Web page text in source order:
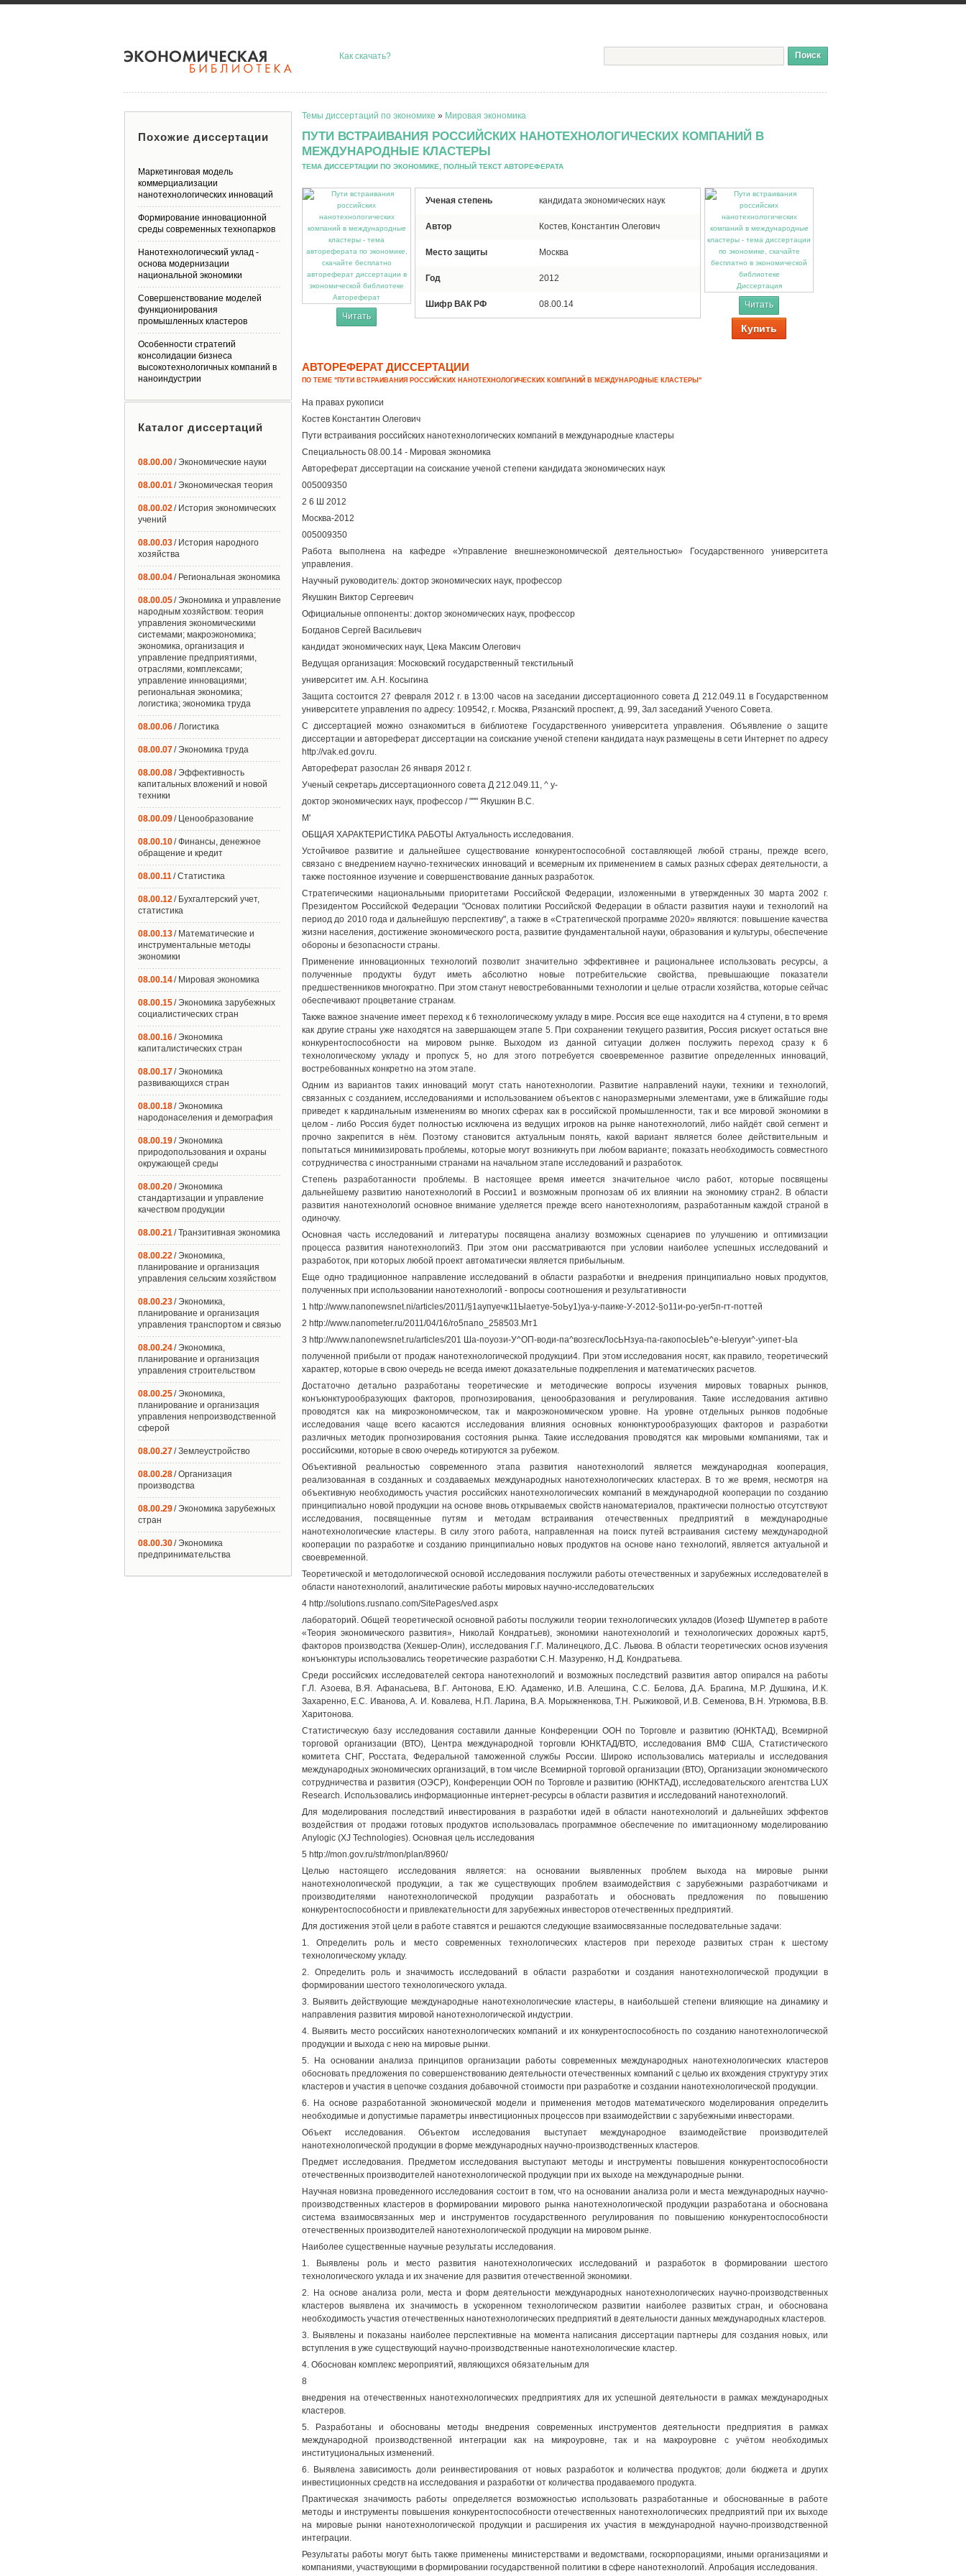
Как скачать?
Темы диссертаций по экономике » Мировая экономика
ПУТИ ВСТРАИВАНИЯ РОССИЙСКИХ НАНОТЕХНОЛОГИЧЕСКИХ КОМПАНИЙ В
МЕЖДУНАРОДНЫЕ КЛАСТЕРЫ
ТЕМА ДИССЕРТАЦИИ ПО ЭКОНОМИКЕ, ПОЛНЫЙ ТЕКСТ АВТОРЕФЕРАТА
Автореферат
Читать
Ученая степень кандидата экономических наук
Автор Костев, Константин Олегович
Место защиты Москва
Год 2012
Шифр ВАК РФ 08.00.14
Диссертация
Читать
Купить
АВТОРЕФЕРАТ ДИССЕРТАЦИИ
ПО ТЕМЕ "ПУТИ ВСТРАИВАНИЯ РОССИЙСКИХ НАНОТЕХНОЛОГИЧЕСКИХ КОМПАНИЙ В МЕЖДУНАРОДНЫЕ КЛАСТЕРЫ"
На правах рукописи
Костев Константин Олегович
Пути встраивания российских нанотехнологических компаний в международные кластеры
Специальность 08.00.14 - Мировая экономика
Автореферат диссертации на соискание ученой степени кандидата экономических наук
005009350
2 6 Ш 2012
Москва-2012
005009350
Работа выполнена на кафедре «Управление внешнеэкономической деятельностью» Государственного университета
управления.
Научный руководитель: доктор экономических наук, профессор
Якушкин Виктор Сергеевич
Официальные оппоненты: доктор экономических наук, профессор
Богданов Сергей Васильевич
кандидат экономических наук, Цека Максим Олегович
Ведущая организация: Московский государственный текстильный
университет им. А.Н. Косыгина
Защита состоится 27 февраля 2012 г. в 13:00 часов на заседании диссертационного совета Д 212.049.11 в Государственном
университете управления по адресу: 109542, г. Москва, Рязанский проспект, д. 99, Зал заседаний Ученого Совета.
С диссертацией можно ознакомиться в библиотеке Государственного университета управления. Объявление о защите
диссертации и автореферат диссертации на соискание ученой степени кандидата наук размещены в сети Интернет по адресу
http://vak.ed.gov.ru.
Автореферат разослан 26 января 2012 г.
Ученый секретарь диссертационного совета Д 212.049.11, ^ у-
доктор экономических наук, профессор / """ Якушкин B.C.
М'
ОБЩАЯ ХАРАКТЕРИСТИКА РАБОТЫ Актуальность исследования.
Устойчивое развитие и дальнейшее существование конкурентоспособной составляющей любой страны, прежде всего,
связано с внедрением научно-технических инноваций и всемерным их применением в самых разных сферах деятельности, а
также постоянное изучение и совершенствование данных разработок.
Стратегическими национальными приоритетами Российской Федерации, изложенными в утвержденных 30 марта 2002 г.
Президентом Российской Федерации "Основах политики Российской Федерации в области развития науки и технологий на
период до 2010 года и дальнейшую перспективу", а также в «Стратегической программе 2020» являются: повышение качества
жизни населения, достижение экономического роста, развитие фундаментальной науки, образования и культуры, обеспечение
обороны и безопасности страны.
Применение инновационных технологий позволит значительно эффективнее и рациональнее использовать ресурсы, а
полученные продукты будут иметь абсолютно новые потребительские свойства, превышающие показатели
предшественников многократно. При этом станут невостребованными технологии и целые отрасли хозяйства, которые сейчас
обеспечивают процветание странам.
Также важное значение имеет переход к 6 технологическому укладу в мире. Россия все еще находится на 4 ступени, в то время
как другие страны уже находятся на завершающем этапе 5. При сохранении текущего развития, Россия рискует остаться вне
конкурентоспособности на мировом рынке. Выходом из данной ситуации должен послужить переход сразу к 6
технологическому укладу и пропуск 5, но для этого потребуется своевременное развитие определенных инноваций,
востребованных конкретно на этом этапе.
Одним из вариантов таких инноваций могут стать нанотехнологии. Развитие направлений науки, техники и технологий,
связанных с созданием, исследованиями и использованием объектов с наноразмерными элементами, уже в ближайшие годы
приведет к кардинальным изменениям во многих сферах как в российской промышленности, так и все мировой экономики в
целом - либо Россия будет полностью исключена из ведущих игроков на рынке нанотехнологий, либо найдёт свой сегмент и
прочно закрепится в нём. Поэтому становится актуальным понять, какой вариант является более действительным и
попытаться минимизировать проблемы, которые могут возникнуть при любом варианте; показать необходимость совместного
сотрудничества с иностранными странами на начальном этапе исследований и разработок.
Степень разработанности проблемы. В настоящее время имеется значительное число работ, которые посвящены
дальнейшему развитию нанотехнологий в России1 и возможным прогнозам об их влиянии на экономику стран2. В области
развития нанотехнологий основное внимание уделяется прежде всего нанотехнологиям, разработанным каждой страной в
одиночку.
Основная часть исследований и литературы посвящена анализу возможных сценариев по улучшению и оптимизации
процесса развития нанотехнологий3. При этом они рассматриваются при условии наиболее успешных исследований и
разработок, при которых любой проект автоматически является прибыльным.
Еще одно традиционное направление исследований в области разработки и внедрения принципиально новых продуктов,
полученных при использовании нанотехнологий - вопросы соотношения и результативности
1 http://www.nanonewsnet.ni/articles/2011/§1аупуечк11Ыаетуе-5оЬу1)уа-у-паике-У-2012-§о11и-ро-уег5п-гт-поттей
2 http://www.nanometer.ru/2011/04/16/го5папо_258503.Мт1
3 http://www.nanonewsnet.ru/articles/201 Ша-поуози-У^ОП-води-па^возгескЛосЬНзуа-па-гакопосЫеЬ^е-Ыегууи^-уипет-Ыа
полученной прибыли от продаж нанотехнологической продукции4. При этом исследования носят, как правило, теоретический
характер, которые в свою очередь не всегда имеют доказательные подкрепления и математических расчетов.
Достаточно детально разработаны теоретические и методические вопросы изучения мировых товарных рынков,
конъюнктурообразующих факторов, прогнозирования, ценообразования и регулирования. Такие исследования активно
проводятся как на микроэкономическом, так и макроэкономическом уровне. На уровне отдельных рынков подобные
исследования чаще всего касаются исследования влияния основных конюнктурообразующих факторов и разработки
различных методик прогнозирования состояния рынка. Такие исследования проводятся как мировыми компаниями, так и
российскими, которые в свою очередь котируются за рубежом.
Объективной реальностью современного этапа развития нанотехнологий является международная кооперация,
реализованная в созданных и создаваемых международных нанотехнологических кластерах. В то же время, несмотря на
объективную необходимость участия российских нанотехнологических компаний в международной кооперации по созданию
принципиально новой продукции на основе вновь открываемых свойств наноматериалов, практически полностью отсутствуют
исследования, посвященные путям и методам встраивания отечественных предприятий в международные
нанотехнологические кластеры. В силу этого работа, направленная на поиск путей встраивания систему международной
кооперации по разработке и созданию принципиально новых продуктов на основе нано технологий, является актуальной и
своевременной.
Теоретической и методологической основой исследования послужили работы отечественных и зарубежных исследователей в
области нанотехнологий, аналитические работы мировых научно-исследовательских
4 http://solutions.rusnano.com/SitePages/ved.aspx
лабораторий. Общей теоретической основной работы послужили теории технологических укладов (Иозеф Шумпетер в работе
«Теория экономического развития», Николай Кондратьев), экономики нанотехнологий и технологических дорожных карт5,
факторов производства (Хекшер-Олин), исследования Г.Г. Малинецкого, Д.С. Львова. В области теоретических основ изучения
конъюнктуры использовались теоретические разработки С.Н. Мазуренко, Н.Д. Кондратьева.
Среди российских исследователей сектора нанотехнологий и возможных последствий развития автор опирался на работы
Г.Л. Азоева, В.Я. Афанасьева, В.Г. Антонова, Е.Ю. Адаменко, И.В. Алешина, С.С. Белова, Д.А. Брагина, М.Р. Душкина, И.К.
Захаренно, Е.С. Иванова, А. И. Ковалева, Н.П. Ларина, В.А. Морыжненкова, Т.Н. Рыжиковой, И.В. Семенова, В.Н. Угрюмова, В.В.
Харитонова.
Статистическую базу исследования составили данные Конференции ООН по Торговле и развитию (ЮНКТАД), Всемирной
торговой организации (ВТО), Центра международной торговли ЮНКТАД/ВТО, исследования ВМФ США, Статистического
комитета СНГ, Росстата, Федеральной таможенной службы России. Широко использовались материалы и исследования
международных экономических организаций, в том числе Всемирной торговой организации (ВТО), Организации экономического
сотрудничества и развития (ОЭСР), Конференции ООН по Торговле и развитию (ЮНКТАД), исследовательского агентства LUX
Research. Использовались информационные интернет-ресурсы в области развития и исследований нанотехнологий.
Для моделирования последствий инвестирования в разработки идей в области нанотехнологий и дальнейших эффектов
воздействия от продажи готовых продуктов использовалась программное обеспечение по имитационному моделированию
Anylogic (XJ Technologies). Основная цель исследования
5 http://mon.gov.ru/str/mon/plan/8960/
Целью настоящего исследования является: на основании выявленных проблем выхода на мировые рынки
нанотехнологической продукции, а так же существующих проблем взаимодействия с зарубежными разработчиками и
производителями нанотехнологической продукции разработать и обосновать предложения по повышению
конкурентоспособности и привлекательности для зарубежных инвесторов отечественных предприятий.
Для достижения этой цели в работе ставятся и решаются следующие взаимосвязанные последовательные задачи:
1. Определить роль и место современных технологических кластеров при переходе развитых стран к шестому
технологическому укладу.
2. Определить роль и значимость исследований в области разработки и создания нанотехнологической продукции в
формировании шестого технологического уклада.
3. Выявить действующие международные нанотехнологические кластеры, в наибольшей степени влияющие на динамику и
направления развития мировой нанотехнологической индустрии.
4. Выявить место российских нанотехнологических компаний и их конкурентоспособность по созданию нанотехнологической
продукции и выхода с нею на мировые рынки.
5. На основании анализа принципов организации работы современных международных нанотехнологических кластеров
обосновать предложения по совершенствованию деятельности отечественных компаний с целью их вхождения структуру этих
кластеров и участия в цепочке создания добавочной стоимости при разработке и создании нанотехнологической продукции.
6. На основе разработанной экономической модели и применения методов математического моделирования определить
необходимые и допустимые параметры инвестиционных процессов при взаимодействии с зарубежными инвесторами.
Объект исследования. Объектом исследования выступает международное взаимодействие производителей
нанотехнологической продукции в форме международных научно-производственных кластеров.
Предмет исследования. Предметом исследования выступают методы и инструменты повышения конкурентоспособности
отечественных производителей нанотехнологической продукции при их выходе на международные рынки.
Научная новизна проведенного исследования состоит в том, что на основании анализа роли и места международных научно-
производственных кластеров в формировании мирового рынка нанотехнологической продукции разработана и обоснована
система взаимосвязанных мер и инструментов государственного регулирования по повышению конкурентоспособности
отечественных производителей нанотехнологической продукции на мировом рынке.
Наиболее существенные научные результаты исследования.
1. Выявлены роль и место развития нанотехнологических исследований и разработок в формировании шестого
технологического уклада и их значение для развития отечественной экономики.
2. На основе анализа роли, места и форм деятельности международных нанотехнологических научно-производственных
кластеров выявлена их значимость в ускоренном технологическом развитии наиболее развитых стран, и обоснована
необходимость участия отечественных нанотехнологических предприятий в деятельности данных международных кластеров.
3. Выявлены и показаны наиболее перспективные на момента написания диссертации партнеры для создания новых, или
вступления в уже существующий научно-производственные нанотехнологические кластер.
4. Обоснован комплекс мероприятий, являющихся обязательным для
8
внедрения на отечественных нанотехнологических предприятиях для их успешной деятельности в рамках международных
кластеров.
5. Разработаны и обоснованы методы внедрения современных инструментов деятельности предприятия в рамках
международной производственной интеграции как на микроуровне, так и на макроуровне с учётом необходимых
институциональных изменений.
6. Выявлена зависимость доли реинвестирования от новых разработок и количества продуктов; доли бюджета и других
инвестиционных средств на исследования и разработки от количества продаваемого продукта.
Практическая значимость работы определяется возможностью использовать разработанные и обоснованные в работе
методы и инструменты повышения конкурентоспособности отечественных нанотехнологических предприятий при их выходе
на мировые рынки нанотехнологической продукции и расширения их участия в международной научно-производственной
интеграции.
Результаты работы могут быть также применены министерствами и ведомствами, госкорпорациями, иными организациями и
компаниями, участвующими в формировании государственной политики в сфере нанотехнологий. Апробация исследования.
Похожие диссертации
Маркетинговая модель
коммерциализации
нанотехнологических инноваций
Формирование инновационной
среды современных технопарков
Нанотехнологический уклад -
основа модернизации
национальной экономики
Совершенствование моделей
функционирования
промышленных кластеров
Особенности стратегий
консолидации бизнеса
высокотехнологичных компаний в
наноиндустрии
Каталог диссертаций
08.00.00/ Экономические науки
08.00.01/ Экономическая теория
08.00.02/ История экономических
учений
08.00.03/ История народного
хозяйства
08.00.04/ Региональная экономика
08.00.05/ Экономика и управление
народным хозяйством: теория
управления экономическими
системами; макроэкономика;
экономика, организация и
управление предприятиями,
отраслями, комплексами;
управление инновациями;
региональная экономика;
логистика; экономика труда
08.00.06/ Логистика
08.00.07/ Экономика труда
08.00.08/ Эффективность
капитальных вложений и новой
техники
08.00.09/ Ценообразование
08.00.10/ Финансы, денежное
обращение и кредит
08.00.11/ Статистика
08.00.12/ Бухгалтерский учет,
статистика
08.00.13/ Математические и
инструментальные методы
экономики
08.00.14/ Мировая экономика
08.00.15/ Экономика зарубежных
социалистических стран
08.00.16/ Экономика
капиталистических стран
08.00.17/ Экономика
развивающихся стран
08.00.18/ Экономика
народонаселения и демография
08.00.19/ Экономика
природопользования и охраны
окружающей среды
08.00.20/ Экономика
стандартизации и управление
качеством продукции
08.00.21/ Транзитивная экономика
08.00.22/ Экономика,
планирование и организация
управления сельским хозяйством
08.00.23/ Экономика,
планирование и организация
управления транспортом и связью
08.00.24/ Экономика,
планирование и организация
управления строительством
08.00.25/ Экономика,
планирование и организация
управления непроизводственной
сферой
08.00.27/ Землеустройство
08.00.28/ Организация
производства
08.00.29/ Экономика зарубежных
стран
08.00.30/ Экономика
предпринимательства